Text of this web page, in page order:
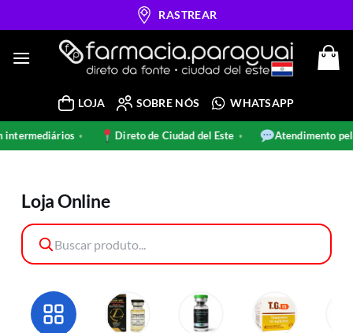
to
RASTREAR
LOJA SOBRE NÓS WHATSAPP
• Direto de Ciudad del Este • Atendimento
Loja Online